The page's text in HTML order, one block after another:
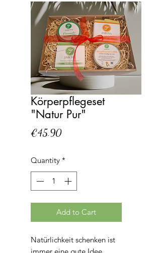
Körperpflegeset
"Natur Pur"
€45.90Price
Quantity *
Add to Cart
Natürlichkeit schenken ist